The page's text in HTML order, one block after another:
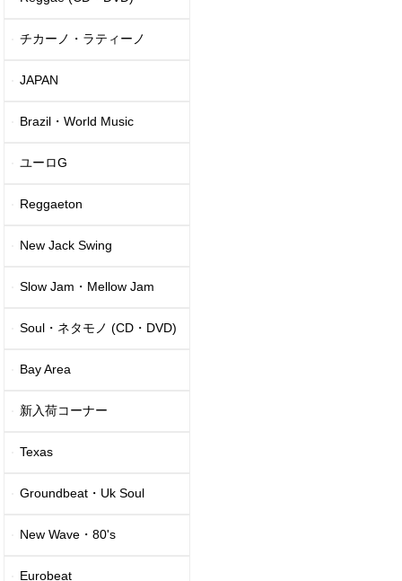
チカーノ・ラティーノ
JAPAN
Brazil・World Music
ユーロG
Reggaeton
New Jack Swing
Slow Jam・Mellow Jam
Soul・ネタモノ (CD・DVD)
Bay Area
新入荷コーナー
Texas
Groundbeat・Uk Soul
New Wave・80's
Eurobeat